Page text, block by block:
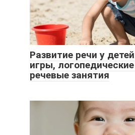
Развитие речи у
игры,
речевые занятия